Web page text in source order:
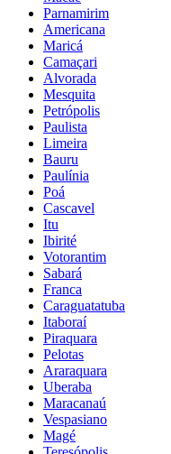
Parnamirim
Americana
Maricá
Camaçari
Alvorada
Mesquita
Petrópolis
Paulista
Limeira
Bauru
Paulínia
Poá
Cascavel
Itu
Ibirité
Votorantim
Sabará
Franca
Caraguatatuba
Itaboraí
Piraquara
Pelotas
Araraquara
Uberaba
Maracanaú
Vespasiano
Magé